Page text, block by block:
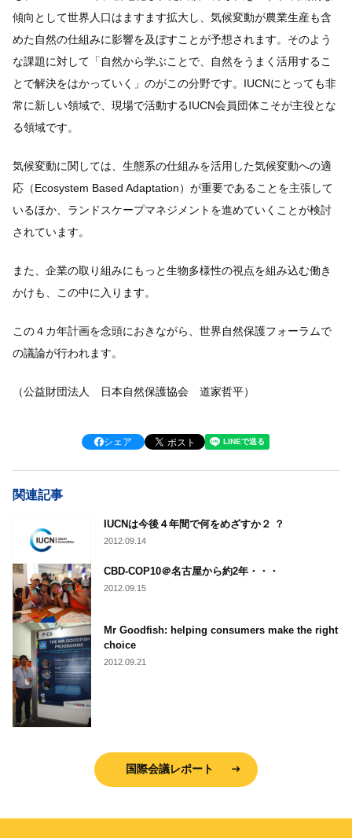
傾向として世界人口はますます拡大し、気候変動が農業生産も含
めた自然の仕組みに影響を及ぼすことが予想されます。そのよう
な課題に対して「自然から学ぶことで、自然をうまく活用するこ
とで解決をはかっていく」のがこの分野です。IUCNにとっても非
常に新しい領域で、現場で活動するIUCN会員団体こそが主役とな
る領域です。
気候変動に関しては、生態系の仕組みを活用した気候変動への適
応（Ecosystem Based Adaptation）が重要であることを主張して
いるほか、ランドスケープマネジメントを進めていくことが検討
されています。
また、企業の取り組みにもっと生物多様性の視点を組み込む働き
かけも、この中に入ります。
この４カ年計画を念頭におきながら、世界自然保護フォーラムで
の議論が行われます。
（公益財団法人 日本自然保護協会 道家哲平）
シェア
関連記事
IUCNは今後４年間で何をめざすか２ ？
2012.09.14
CBD-COP10＠名古屋から約2年・・・
2012.09.15
Mr Goodfish: helping consumers make the right
choice
2012.09.21
国際会議レポート